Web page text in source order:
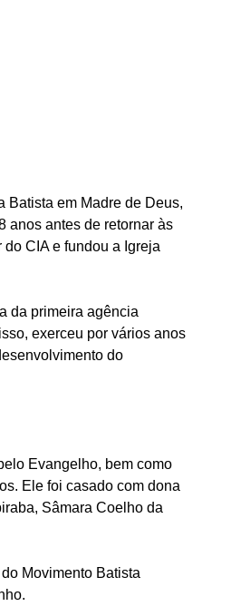
Batista em Madre de Deus,
anos antes de retornar às
CIA e fundou a Igreja
da primeira agência
exerceu por vários anos
do
Evangelho, bem como
Ele foi casado com dona
Sâmara Coelho da
Movimento Batista